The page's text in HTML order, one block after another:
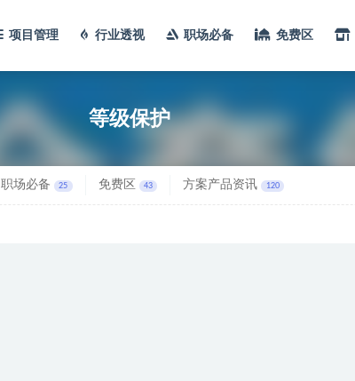
项目管理 行业透视 职场必备 免费区
等级保护
职场必备 25 免费区 43 方案产品资讯 120